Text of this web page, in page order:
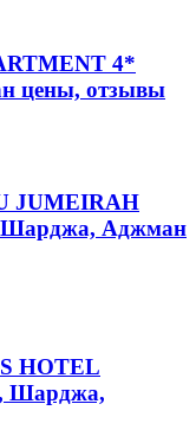
4*
цены, отзывы
JUMEIRAH
Шарджа, Аджман
HOTEL
Шарджа,